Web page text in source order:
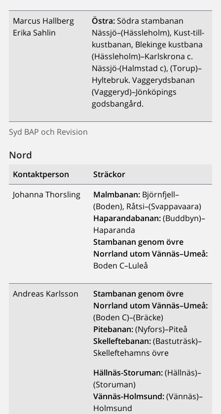
Syd BAP och Revision
Marcus Hallberg
Erika Sahlin
Östra:Södra stambanan
Nässjö–(Hässleholm), Kust-till-
kustbanan, Blekinge kustbana
(Hässleholm)–Karlskrona c.
Nässjö-(Halmstad c), (Torup)–
Hyltebruk. Vaggerydsbanan
(Vaggeryd)–Jönköpings
godsbangård.
Nord
Kontaktperson
Sträckor
Johanna Thorsling
Malmbanan:Björnfjell–
(Boden), Råtsi–(Svappavaara)
Haparandabanan:(Buddbyn)–
Haparanda
Stambanan genom övre
Norrland utom Vännäs–Umeå:
Boden C–Luleå
Andreas Karlsson
Stambanan genom övre
Norrland utom Vännäs–Umeå:
(Boden C)–(Bräcke)
Pitebanan:(Nyfors)–Piteå
Skelleftebanan:(Bastuträsk)–
Skelleftehamns övre
Hällnäs-Storuman:(Hällnäs)–
(Storuman)
Vännäs-Holmsund:(Vännäs)–
Holmsund